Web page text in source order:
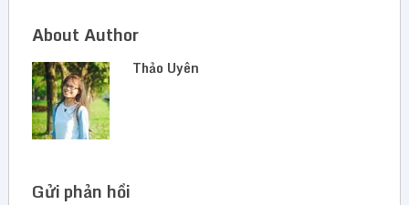
About Author
Thảo Uyên
Gửi phản hồi